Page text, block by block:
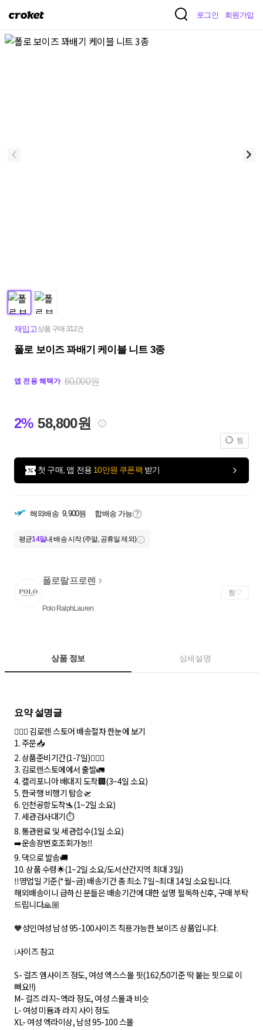
크
켓
로그인 회원가입
재입고상품 구매 312건
폴로 보이즈 꽈배기 케이블 니트 3종
앱 전용 혜택가 60,000원
2% 58,800원
찜
첫 구매, 앱 전용 10만원 쿠폰팩 받기
해외배송 9,900원 합배송 가능
평균14일내 배송 시작 (주말, 공휴일 제외)
폴로랄프로렌
Polo RalphLauren
찜
상품 정보 상세설명
요약 설명글
💁🏻‍♀️ 김로렌 스토어 배송절차 한눈에 보기
1. 주문📥
2. 상품준비기간(1-7일)🏃🏻‍♀️
3. 김로렌스토에에서 출발🚛
4. 캘리포니아 배대지 도착🏢(3~4일 소요)
5. 한국행 비행기 탑승🛫
6. 인천공항도착🛬(1~2일 소요)
7. 세관검사대기⏱
8. 통관완료 및 세관접수(1일 소요)
➡️운송장번호조회가능‼️
9. 댁으로 발송🚚
10. 상품 수령🌟(1~2일 소요/도서산간지역 최대 3일)
‼️영업일 기준(*월~금) 배송기간 총 최소 7일~최대 14일 소요됩니다.
해외배송이니 급하신 분들은 배송기간에 대한 설명 필독하신후, 구매 부탁
드립니다🙏🏼
🧡성인여성 남성 95-100사이즈 칙용가능한 보이즈 상품입니다.
❕사이즈 참고
S- 걸즈 엠사이즈 정도, 여성 엑스스몰 핏(162/50기준 딱 붙는 핏으로 이
뻐요!!)
M- 걸즈 라지~엑라 정도, 여성 스몰과 비슷
L- 여성 미듐과 라지 사이 정도
XL- 여성 엑라이상, 남성 95-100 스몰